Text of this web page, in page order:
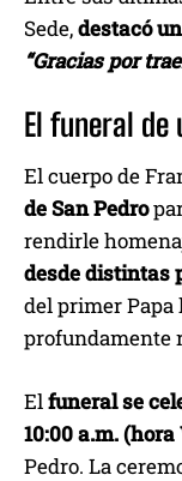
Sede,destacó
“Gracias por
El funeral de
El cuerpo de
de San Pedro
rendirle
desde distintas
del primer Papa
profundamente
Elfuneral se
10:00 a.m.
Pedro. La